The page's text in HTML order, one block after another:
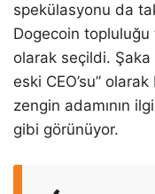
spekülasyonu da
Dogecoin topluluğu
olarak seçildi. Şaka
eski CEO’su”
zengin adamının
gibi görünüyor.